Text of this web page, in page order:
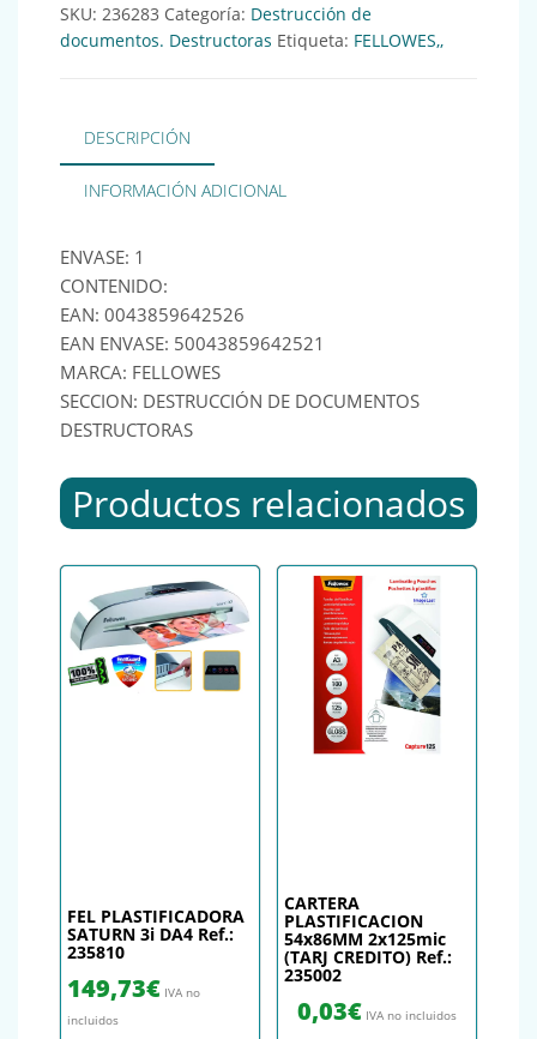
SKU: 236283 Categoría: Destrucción de
documentos. Destructoras Etiqueta: FELLOWES,,
DESCRIPCIÓN
INFORMACIÓN ADICIONAL
ENVASE: 1
CONTENIDO:
EAN: 0043859642526
EAN ENVASE: 50043859642521
MARCA: FELLOWES
SECCION: DESTRUCCIÓN DE DOCUMENTOS
DESTRUCTORAS
Productos relacionados
FEL PLASTIFICADORA
SATURN 3i DA4 Ref.:
235810
149,73€ IVA no
incluidos
CARTERA
PLASTIFICACION
54x86MM 2x125mic
(TARJ CREDITO) Ref.:
235002
0,03€ IVA no incluidos